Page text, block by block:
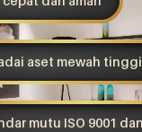
aset mewah tinggi
mutu ISO 9001